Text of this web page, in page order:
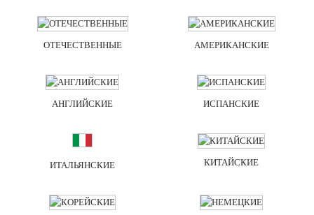
ОТЕЧЕСТВЕННЫЕ АМЕРИКАНСКИЕ
АНГЛИЙСКИЕ ИСПАНСКИЕ
ИТАЛЬЯНСКИЕ КИТАЙСКИЕ